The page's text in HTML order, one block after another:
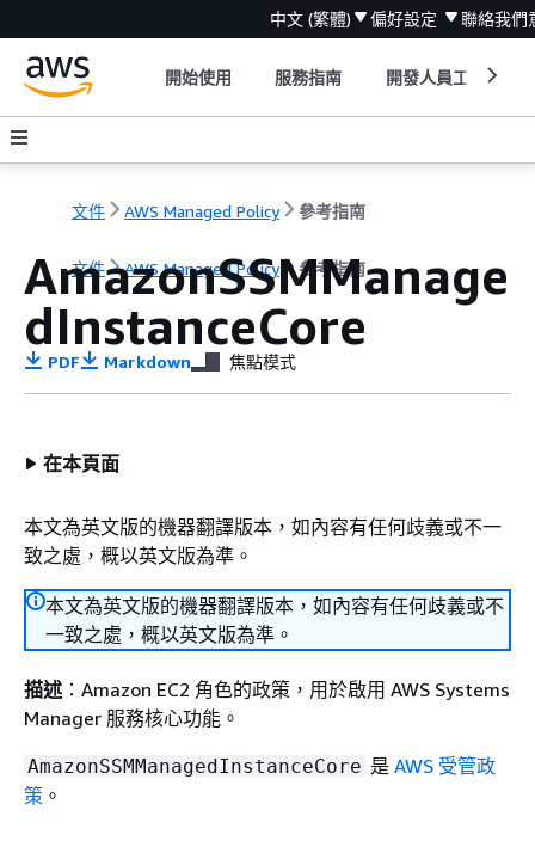
中文 (繁體) 偏好設定 聯絡我們
開始使用 服務指南 開發人員工具
文件 AWS Managed Policy 參考指南
文件 AWS Managed Policy 參考指南
AmazonSSMManage
dInstanceCore
PDF Markdown 焦點模式
在本頁面
本文為英文版的機器翻譯版本，如內容有任何歧義或不一
致之處，概以英文版為準。
本文為英文版的機器翻譯版本，如內容有任何歧義或不
一致之處，概以英文版為準。
描述 ：Amazon EC2 角色的政策，用於啟用 AWS Systems
Manager 服務核心功能。
AmazonSSMManagedInstanceCore 是 AWS 受管政
策 。